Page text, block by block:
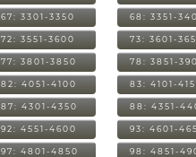
67: 3301-3350 68: 3351-
72: 3551-3600 73: 3601-
77: 3801-3850 78: 3851-
82: 4051-4100 83: 4101-
87: 4301-4350 88: 4351-
92: 4551-4600 93: 4601-
97: 4801-4850 98: 4851-